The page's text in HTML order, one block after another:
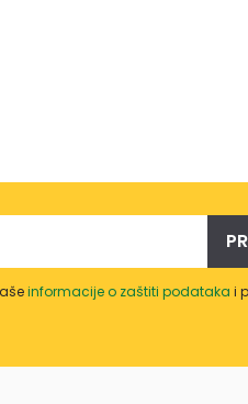
informacije o zaštiti podataka i